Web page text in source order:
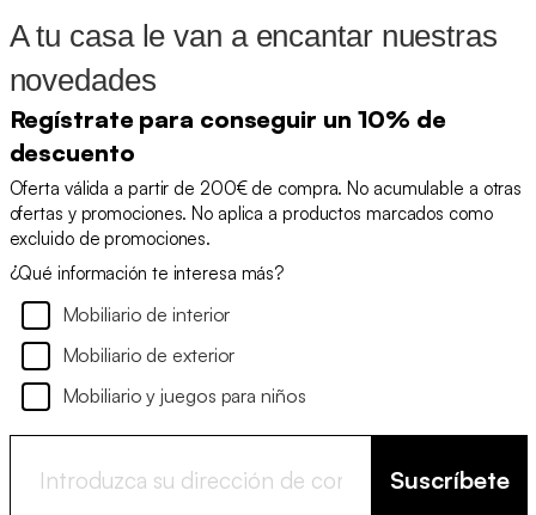
A tu casa le van a encantar nuestras
novedades
Regístrate para conseguir un 10% de
descuento
Oferta válida a partir de 200€ de compra. No acumulable a otras
ofertas y promociones. No aplica a productos marcados como
excluido de promociones.
¿Qué información te interesa más?
Mobiliario de interior
Mobiliario de exterior
Mobiliario y juegos para niños
Suscríbete